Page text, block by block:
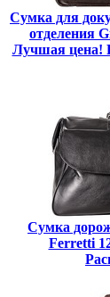
Сумка для
отделения
Лучшая цена!
Сумка
Ferretti